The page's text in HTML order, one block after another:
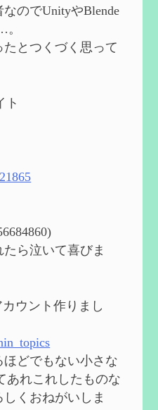
易性能紹介とテン
を更新
の性能と凸比較
どを作成
ート【沈玉の谷
【RE2】を作成
のでUnityやBlende
とつくづく思って
ト
ら泣いて喜びま
ウント作りまし
どでもない小さな
あれこれしたものな
くおねがいしま